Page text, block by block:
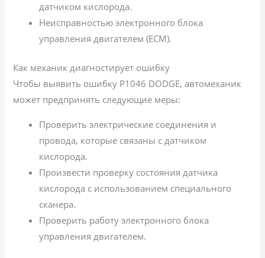
датчиком кислорода.
Неисправностью электронного блока
управления двигателем (ECM).
Как механик диагностирует ошибку
Чтобы выявить ошибку P1046 DODGE, автомеханик
может предпринять следующие меры:
Проверить электрические соединения и
провода, которые связаны с датчиком
кислорода.
Произвести проверку состояния датчика
кислорода с использованием специального
сканера.
Проверить работу электронного блока
управления двигателем.